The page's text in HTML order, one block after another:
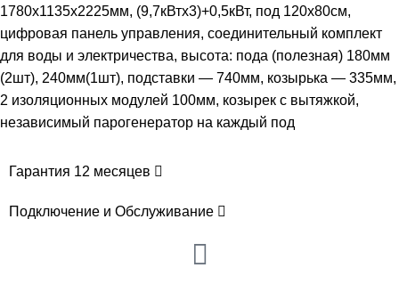
1780x1135x2225мм, (9,7кВтх3)+0,5кВт, под 120х80см,
цифровая панель управления, соединительный комплект
для воды и электричества, высота: пода (полезная) 180мм
(2шт), 240мм(1шт), подставки — 740мм, козырька — 335мм,
2 изоляционных модулей 100мм, козырек с вытяжкой,
независимый парогенератор на каждый под
Гарантия 12 месяцев
Подключение и Обслуживание